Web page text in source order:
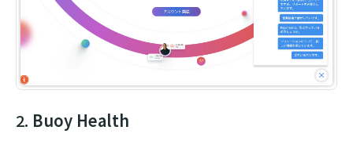
2. Buoy Health